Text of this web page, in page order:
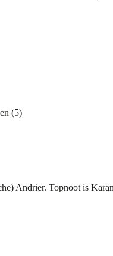
(5)
Andrier. Topnoot is